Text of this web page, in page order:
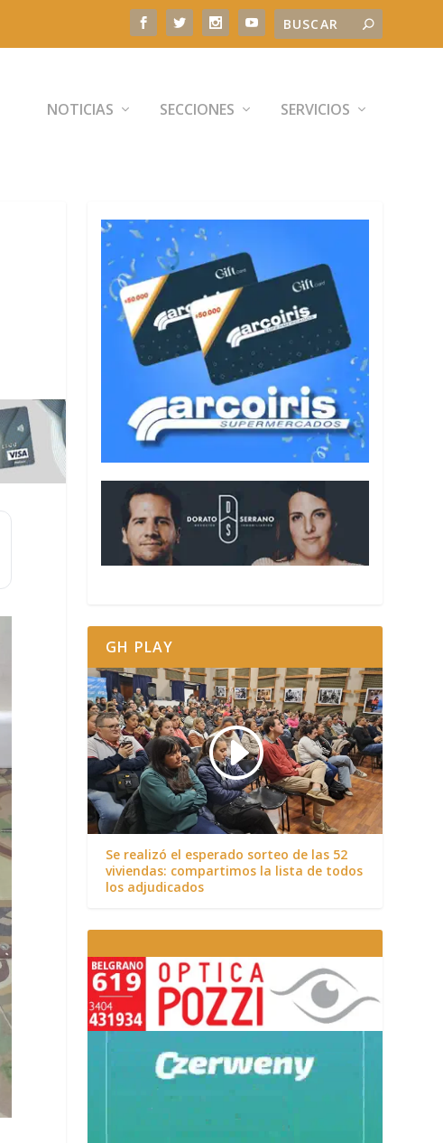
NOTICIAS SECCIONES SERVICIOS
GH PLAY
Se realizó el esperado sorteo de las 52
viviendas: compartimos la lista de todos
los adjudicados